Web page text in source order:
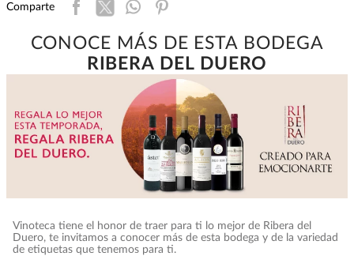
Intensidad
Presentación:
750
Unidad de Medida :
MILILITRO
0.75
Uva TEMPRANILLO
Comparte
CONOCE MÁS DE ESTA BODEGA
RIBERA DEL DUERO
Vinoteca tiene el honor de traer para ti lo mejor de Ribera del
Duero, te invitamos a conocer más de esta bodega y de la variedad
de etiquetas que tenemos para ti.